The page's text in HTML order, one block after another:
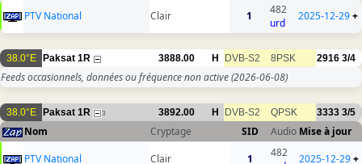
PTV National Clair 1
482
urd
2025-12-29+
38.0°E Paksat 1R 3888.00 H DVB-S2 8PSK 2916 3/4
Feeds occasionnels, données ou fréquence non active(2026-06-08)
38.0°E Paksat 1R 3 3892.00 H DVB-S2 QPSK 3333 3/5
Nom Cryptage SID Audio Mise à jour
PTV National
Clair 1
482
2025-12-29+